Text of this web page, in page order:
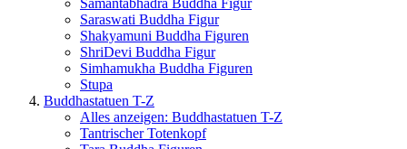
Samantabhadra Buddha Figur
Saraswati Buddha Figur
Shakyamuni Buddha Figuren
ShriDevi Buddha Figur
Simhamukha Buddha Figuren
Stupa
Buddhastatuen T-Z
Alles anzeigen: Buddhastatuen T-Z
Tantrischer Totenkopf